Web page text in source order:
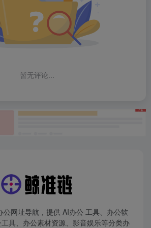
暂无评论...
公网址导航，提供 AI办公 工具、办公软
具、办公素材资源、影音娱乐等分类办